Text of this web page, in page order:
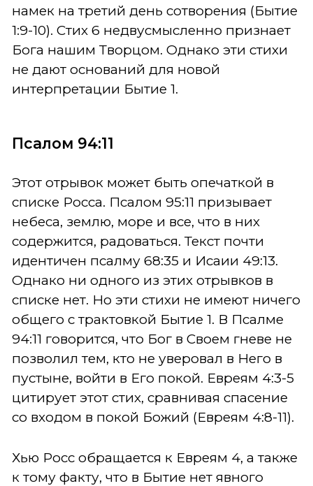
намек на третий день сотворения (Бытие
1:9-10). Стих 6 недвусмысленно признает
Бога нашим Творцом. Однако эти стихи
не дают оснований для новой
интерпретации Бытие 1.
Псалом 94:11
Этот отрывок может быть опечаткой в
списке Росса. Псалом 95:11 призывает
небеса, землю, море и все, что в них
содержится, радоваться. Текст почти
идентичен псалму 68:35 и Исаии 49:13.
Однако ни одного из этих отрывков в
списке нет. Но эти стихи не имеют ничего
общего с трактовкой Бытие 1. В Псалме
94:11 говорится, что Бог в Своем гневе не
позволил тем, кто не уверовал в Него в
пустыне, войти в Его покой. Евреям 4:3-5
цитирует этот стих, сравнивая спасение
со входом в покой Божий (Евреям 4:8-11).
Хью Росс обращается к Евреям 4, а также
к тому факту, что в Бытие нет явного